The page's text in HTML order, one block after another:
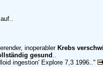
inoperabler Krebs
gesund ..
ingestion' Explore 7,3 1996.."